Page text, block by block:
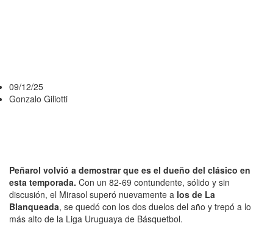
09/12/25
Gonzalo Giliotti
Peñarol volvió a demostrar que es el dueño del clásico en
esta temporada. Con un 82-69 contundente, sólido y sin
discusión, el Mirasol superó nuevamente a los de La
Blanqueada, se quedó con los dos duelos del año y trepó a lo
más alto de la Liga Uruguaya de Básquetbol.